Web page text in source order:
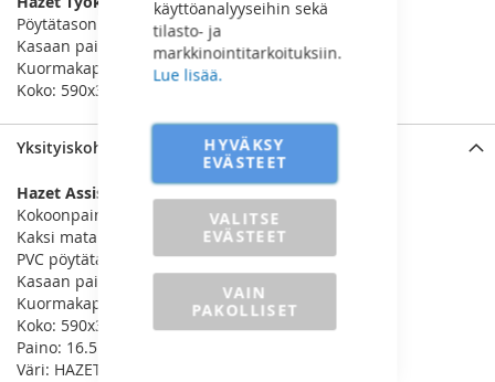
käyttöanalyyseihin sekä
tilasto- ja
markkinointitarkoituksiin.
Lue lisää.
HYVÄKSY
EVÄSTEET
VALITSE
EVÄSTEET
VAIN
PAKOLLISET
Pöytätason korkeus: 850mm
Kasaan painettuna minimi korkeus 435mm
Kuormakapasiteetti (staattinen): 150kg
Koko: 590x345x950mm
Yksityiskohdat
Hazet Assistent Työkaluvaunu 160ST
Kokoonpainuva
Kaksi matalaa välihyllyä ja tilava pohjalokero
PVC pöytätaso, jonka korkeus 850mm
Kasaan painettuna minimi korkeus 435mm
Kuormakapasiteetti (staattinen): 150kg
Koko: 590x345x950mm
Paino: 16.5kg
Väri: HAZET-BLUE (sininen)